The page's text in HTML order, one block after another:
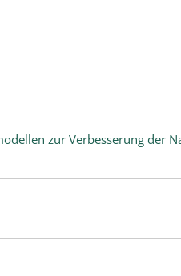
zur Verbesserung der